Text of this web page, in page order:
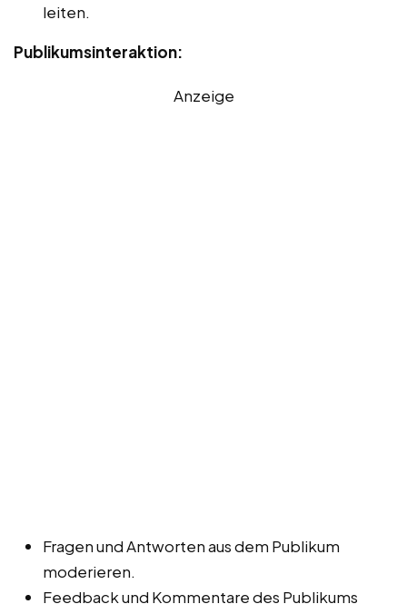
leiten.
Publikumsinteraktion:
Anzeige
Fragen und Antworten aus dem Publikum
moderieren.
Feedback und Kommentare des Publikums